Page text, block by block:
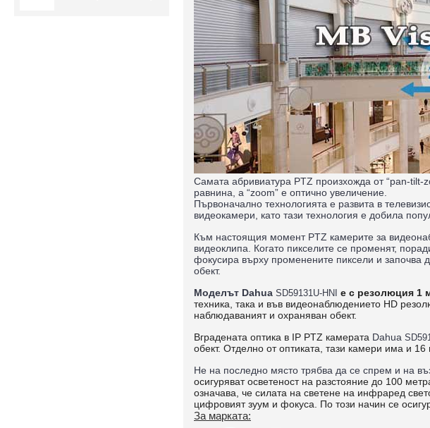
Самата абривиатура PTZ произхожда от “pan-tilt-
равнина, а “zoom” е оптично увеличение.
Първоначално технологията е развита в
видеокамери, като тази технология е добила
Към настоящия момент PTZ камерите за
видеоклипа. Когато пикселите се променят,
фокусира върху променените пиксели и започва
обект.
Моделът Dahua SD59131U-HNI е с резолюция 1
техника, така и във видеонаблюдението HD
наблюдаваният и охраняван обект.
Вградената оптика в IP PTZ камерата Dahua
обект. Отделно от оптиката, тази камери има и
Не на последно място трябва да се спрем и на
осигуряват осветеност на разстояние до 100
означава, че силата на светене на инфраред
цифровият зуум и фокуса. По този начин се
За марката: